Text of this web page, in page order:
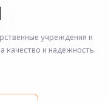
учреждения и
качество и надежность.